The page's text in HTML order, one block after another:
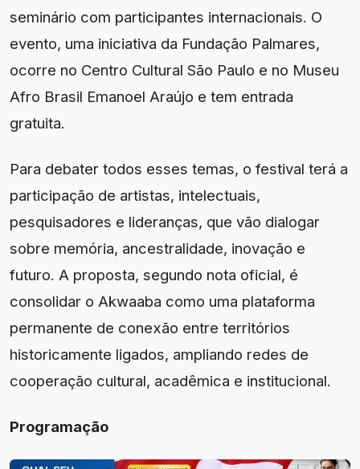
seminário com participantes internacionais. O
evento, uma iniciativa da Fundação Palmares,
ocorre no Centro Cultural São Paulo e no Museu
Afro Brasil Emanoel Araújo e tem entrada
gratuita.
Para debater todos esses temas, o festival terá a
participação de artistas, intelectuais,
pesquisadores e lideranças, que vão dialogar
sobre memória, ancestralidade, inovação e
futuro. A proposta, segundo nota oficial, é
consolidar o Akwaaba como uma plataforma
permanente de conexão entre territórios
historicamente ligados, ampliando redes de
cooperação cultural, acadêmica e institucional.
Programação